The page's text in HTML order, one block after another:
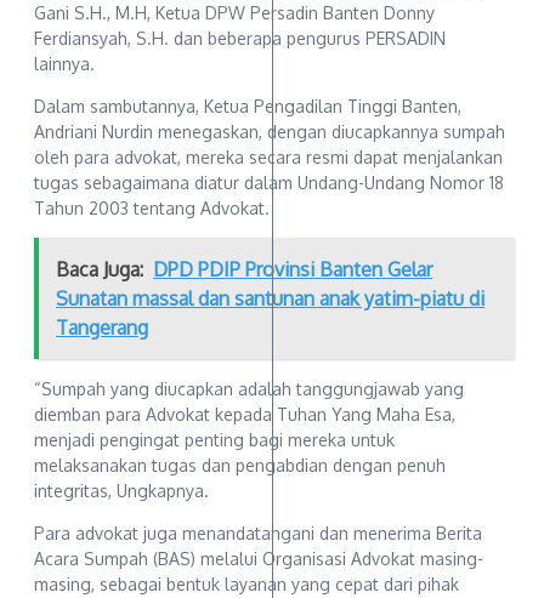
Gani S.H., M.H, Ketua DPW Persadin Banten Donny
Ferdiansyah, S.H. dan beberapa pengurus PERSADIN
lainnya.
Dalam sambutannya, Ketua Pengadilan Tinggi Banten,
Andriani Nurdin menegaskan, dengan diucapkannya sumpah
oleh para advokat, mereka secara resmi dapat menjalankan
tugas sebagaimana diatur dalam Undang-Undang Nomor 18
Tahun 2003 tentang Advokat.
Baca Juga: DPD PDIP Provinsi Banten Gelar
Sunatan massal dan santunan anak yatim-piatu di
Tangerang
“Sumpah yang diucapkan adalah tanggungjawab yang
diemban para Advokat kepada Tuhan Yang Maha Esa,
menjadi pengingat penting bagi mereka untuk
melaksanakan tugas dan pengabdian dengan penuh
integritas, Ungkapnya.
Para advokat juga menandatangani dan menerima Berita
Acara Sumpah (BAS) melalui Organisasi Advokat masing-
masing, sebagai bentuk layanan yang cepat dari pihak